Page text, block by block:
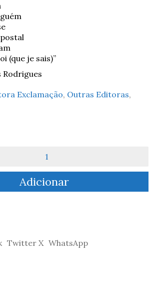
(que je sais)”
Rodrigues
Exclamação, Outras Editoras,
Adicionar
Twitter X WhatsApp